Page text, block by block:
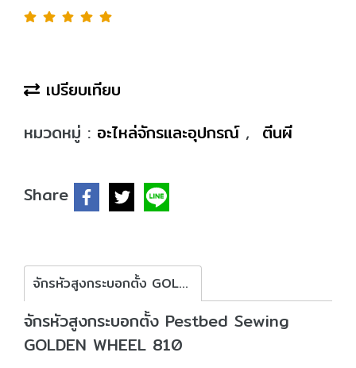
เปรียบเทียบ
หมวดหมู่ : อะไหล่จักรและอุปกรณ์ , ตีนผี
Share
จักรหัวสูงกระบอกตั้ง GOLDEN WHEEL 810
จักรหัวสูงกระบอกตั้ง Pestbed Sewing
GOLDEN WHEEL 810